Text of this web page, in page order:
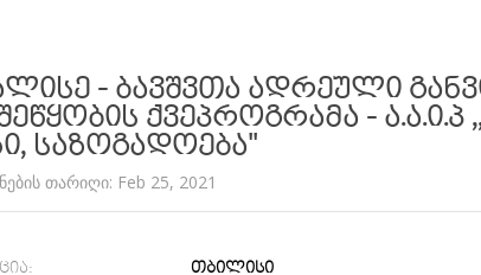
- ბავშვთა ადრეული
ქვეპროგრამა - ა.ა.ი.პ
საზოგადოება''
თარიღი: Feb 25, 2021
თბილისი